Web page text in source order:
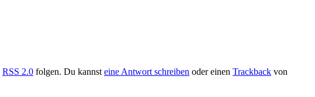
RSS 2.0 folgen. Du kannst eine Antwort schreiben oder einen Trackback von